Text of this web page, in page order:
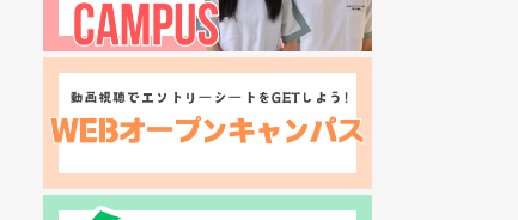
2025年04月
2025年03月
2025年02月
2024年10月
2024年07月